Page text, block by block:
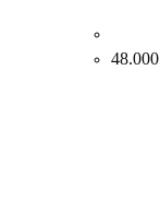
48.000